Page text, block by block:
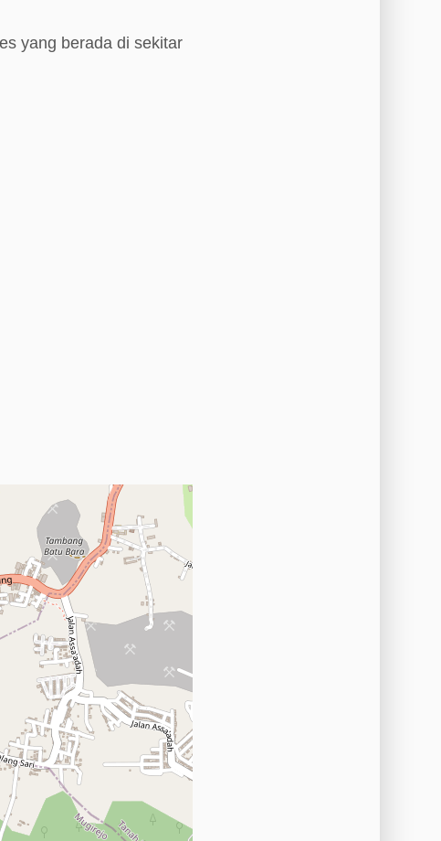
yang berada di sekitar